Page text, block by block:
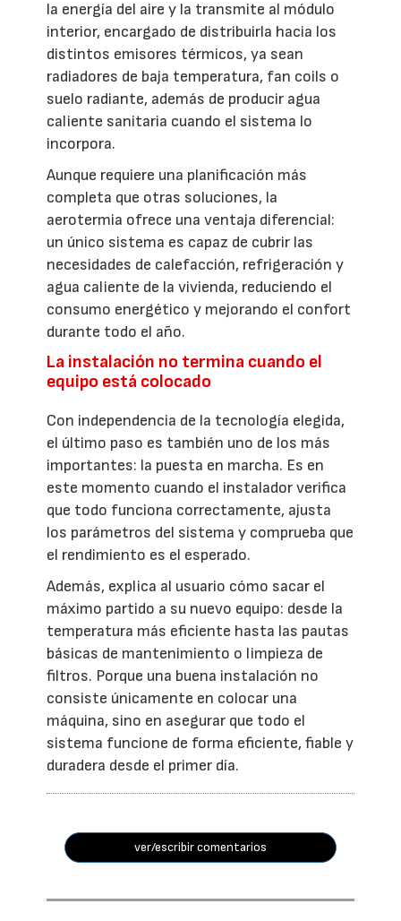
la energía del aire y la transmite al módulo
interior, encargado de distribuirla hacia los
distintos emisores térmicos, ya sean
radiadores de baja temperatura, fan coils o
suelo radiante, además de producir agua
caliente sanitaria cuando el sistema lo
incorpora.
Aunque requiere una planificación más
completa que otras soluciones, la
aerotermia ofrece una ventaja diferencial:
un único sistema es capaz de cubrir las
necesidades de calefacción, refrigeración y
agua caliente de la vivienda, reduciendo el
consumo energético y mejorando el confort
durante todo el año.
La instalación no termina cuando el
equipo está colocado
Con independencia de la tecnología elegida,
el último paso es también uno de los más
importantes: la puesta en marcha. Es en
este momento cuando el instalador verifica
que todo funciona correctamente, ajusta
los parámetros del sistema y comprueba que
el rendimiento es el esperado.
Además, explica al usuario cómo sacar el
máximo partido a su nuevo equipo: desde la
temperatura más eficiente hasta las pautas
básicas de mantenimiento o limpieza de
filtros. Porque una buena instalación no
consiste únicamente en colocar una
máquina, sino en asegurar que todo el
sistema funcione de forma eficiente, fiable y
duradera desde el primer día.
ver/escribir comentarios